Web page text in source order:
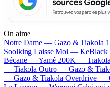
On aime
Notre Dame — Gazo & Tiakola
Soolking Laisse Moi — KeBlack
Bécane —Yamê 200K — Tiakola
— Tiakola Outro — Gazo &
— Gazo & Tiakola Overdrive —